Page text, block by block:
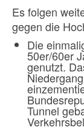
Es folgen
gegen die
Die
50er/60er
genutzt.
Tunnel